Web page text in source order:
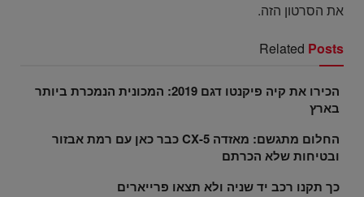
את הסרטון הזה.
Related Posts
הכירו את קיה פיקנטו דגם 2019: המכונית הנמכרת ביותר
בארץ
החלום מתגשם: מאזדה CX-5 כבר כאן עם רמת אבזור
ובטיחות שלא הכרתם
כך תקנו רכב יד שניה ולא תצאו פרייארים